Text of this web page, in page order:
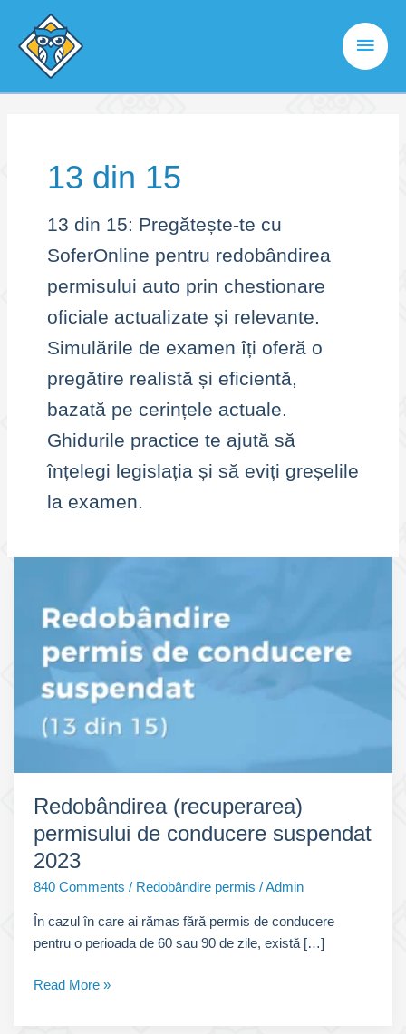
content
Main
13 din 15
13 din 15: Pregătește-te cu
SoferOnline pentru redobândirea
permisului auto prin chestionare
oficiale actualizate și relevante.
Simulările de examen îți oferă o
pregătire realistă și eficientă,
bazată pe cerințele actuale.
Ghidurile practice te ajută să
înțelegi legislația și să eviți greșelile
la examen.
Redobândirea (recuperarea)
permisului de conducere suspendat
2023
840 Comments / Redobândire permis /Admin
În cazul în care ai rămas fără permis de conducere
pentru o perioada de 60 sau 90 de zile, există […]
Redobândirea
permisului
Read More »